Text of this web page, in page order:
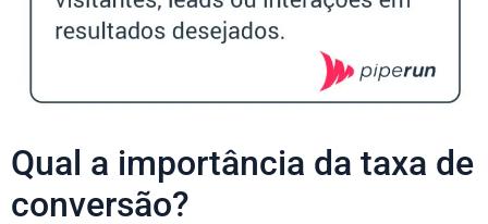
Qual a importância da taxa de
conversão?